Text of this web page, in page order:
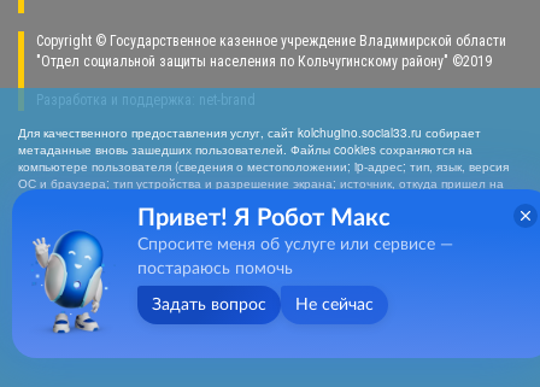
Для качественного предоставления услуг, сайт kolchugino.social33.ru собирает
метаданные вновь зашедших пользователей. Файлы cookies сохраняются на
компьютере пользователя (сведения о местоположении; ip-адрес; тип, язык, версия
ОС и браузера; тип устройства и разрешение экрана; источник, откуда пришел на
сайт пользователь; какие страницы открывает). Собранная информация
используется для обработки статистических данных использования сайта
посредством интернет-сервисов LiveInternet, Яндекс.Метрика, Hotlog). Нажимая
кнопку «СОГЛАСЕН», Вы подтверждаете то, что Вы проинформированы о сборе
метаданных на нашем сайте. Если вы не хотите, чтобы эти данные
обрабатывались, то должны покинуть сайт. Отключить cookies можно в настройках
браузера
Согласен
Copyright © Государственное казенное учреждение Владимирской области
"Отдел социальной защиты населения по Кольчугинскому району" ©2019
Разработка и поддержка: net- ran d
Привет! Я Робот Макс
Спросите меня об услуге или сервисе —
постараюсь помочь
Задать вопрос Не сейчас